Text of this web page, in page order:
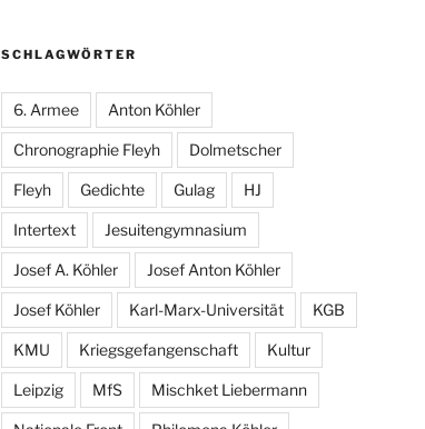
SCHLAGWÖRTER
6. Armee Anton Köhler
Chronographie Fleyh Dolmetscher
Fleyh Gedichte Gulag HJ
Intertext Jesuitengymnasium
Josef A. Köhler Josef Anton Köhler
Josef Köhler Karl-Marx-Universität KGB
KMU Kriegsgefangenschaft Kultur
Leipzig MfS Mischket Liebermann